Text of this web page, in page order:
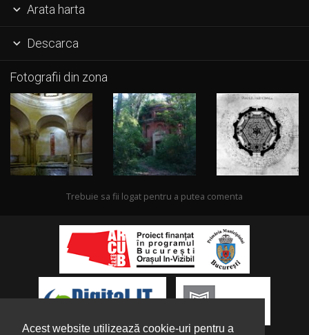
Acest website utilizează cookie-uri pentru a
 Arata harta
 Descarca
Fotografii din zona
Trebuie sa fii logat pentru a putea comenta